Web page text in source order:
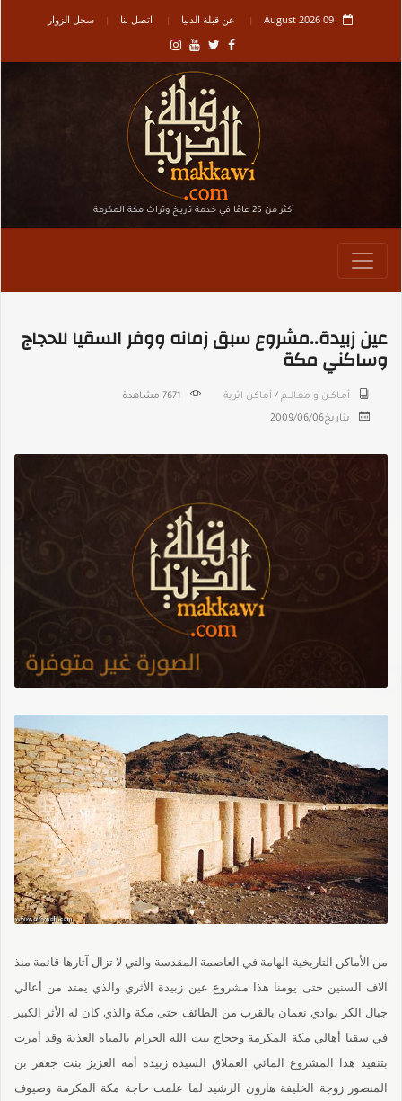
09 August 2026 عن قبلة الدنيا اتصل بنا سجل الزوار
أكثر من 25 عامًا في خدمة تاريـخ وتراث مكة المكرمة
عين زبيدة..مشروع سبق زمانه ووفر السقيا للحجاج
وساكني مكة
أمـاكــن و معالـــم / أماكن اثرية 7671 مشاهدة
بتاريخ2009/06/06
من الأماكن التاريخية الهامة في العاصمة المقدسة والتي لا تزال آثارها قائمة منذ
آلاف السنين حتى يومنا هذا مشروع عين زبيدة الأثري والذي يمتد من أعالي
جبال الكر بوادي نعمان بالقرب من الطائف حتى مكة والذي كان له الأثر الكبير
في سقيا أهالي مكة المكرمة وحجاج بيت الله الحرام بالمياه العذبة وقد أمرت
بتنفيذ هذا المشروع المائي العملاق السيدة زبيدة أمة العزيز بنت جعفر بن
المنصور زوجة الخليفة هارون الرشيد لما علمت حاجة مكة المكرمة وضيوف